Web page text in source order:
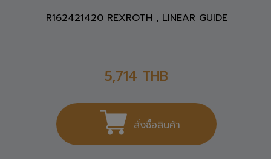
R162421420 REXROTH , LINEAR GUIDE
5,714 THB